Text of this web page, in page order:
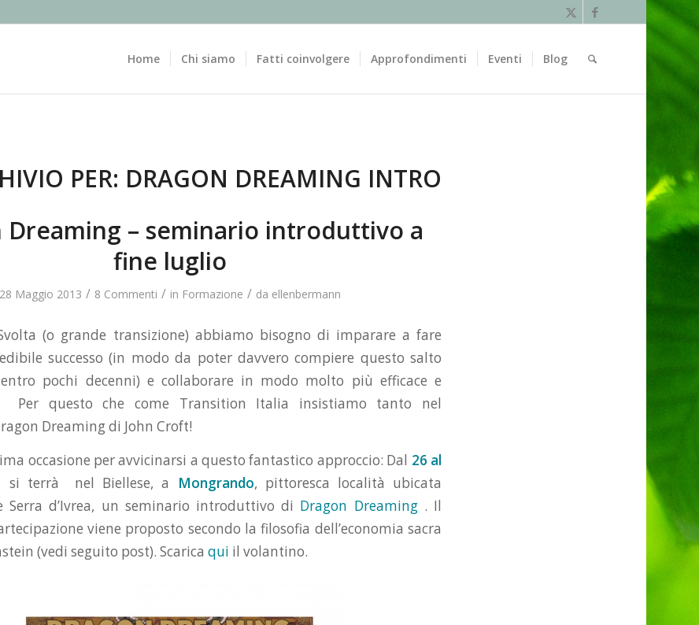
Home Chi siamo Fatti coinvolgere Approfondimenti Eventi Blog
PER: DRAGON DREAMING INTRO
Dreaming – seminario introduttivo a
fine luglio
28 Maggio 2013 / 8 Commenti / in Formazione / da ellenbermann
(o grande transizione) abbiamo bisogno di imparare a fare
successo (in modo da poter davvero compiere questo salto
pochi decenni) e collaborare in modo molto più efficace e
Per questo che come Transition Italia insistiamo tanto nel
Dreaming di John Croft!
occasione per avvicinarsi a questo fantastico approccio: Dal 26 al
si terrà nel Biellese, a Mongrando, pittoresca località ubicata
Serra d’Ivrea, un seminario introduttivo di Dragon Dreaming . Il
viene proposto secondo la filosofia dell’economia sacra
(vedi seguito post). Scarica qui il volantino.